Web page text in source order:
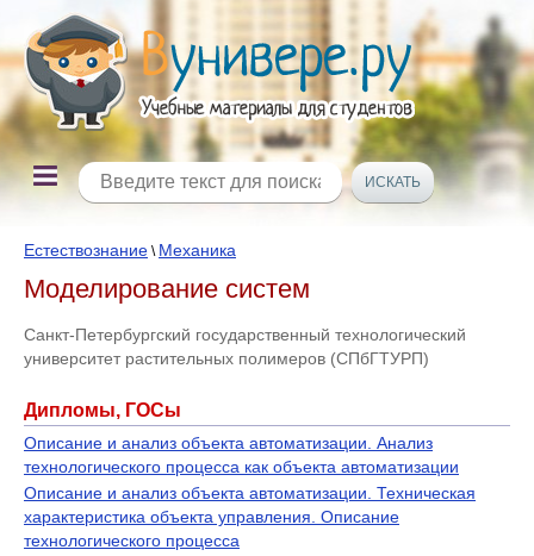
Естествознание \ Механика
Моделирование систем
Санкт-Петербургский государственный технологический
университет растительных полимеров (СПбГТУРП)
Дипломы, ГОСы
Описание и анализ объекта автоматизации. Анализ
технологического процесса как объекта автоматизации
Описание и анализ объекта автоматизации. Техническая
характеристика объекта управления. Описание
технологического процесса